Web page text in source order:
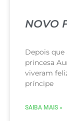
NOVO
Depois
princesa
viveram
príncipe
SAIBA MAIS »